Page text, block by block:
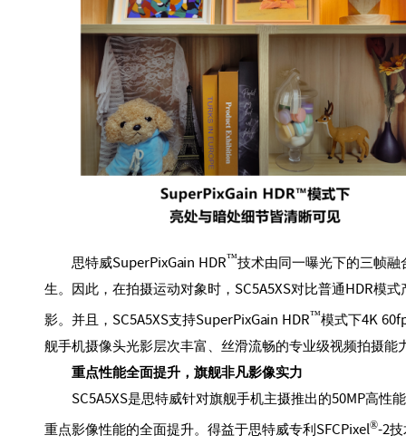
思特威SuperPixGain HDR™技术由同一曝光下的三帧
生。因此，在拍摄运动对象时，SC5A5XS对比普通HDR模
影。并且，SC5A5XS支持SuperPixGain HDR™模式下4K
舰手机摄像头光影层次丰富、丝滑流畅的专业级视频拍摄能
重点性能全面提升，旗舰非凡影像实力
SC5A5XS是思特威针对旗舰手机主摄推出的50MP高性
重点影像性能的全面提升。得益于思特威专利SFCPixel ®-2技